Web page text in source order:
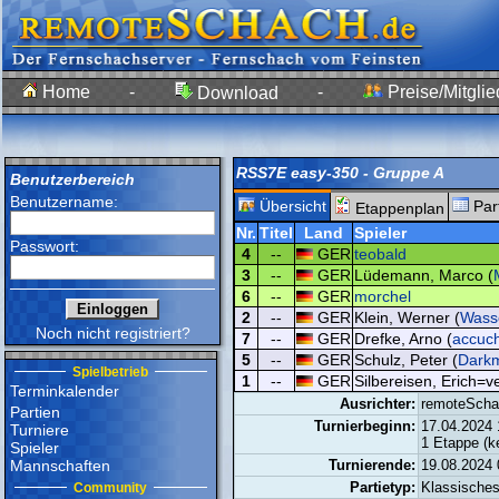
Home - Download - Preise/
Benutzerbereich
Benutzername:
Passwort:
Noch nicht registriert?
Spielbetrieb
Terminkalender
Partien
Turniere
Spieler
Mannschaften
Community
RSS7E easy-350 - Gruppe A
Übersicht
Etappenplan
Nr. Titel Land
Spieler
4
-- GER teobald
3
-- GER Lüdemann, Marco (
6
-- GER morchel
2
-- GER Klein, Werner (
7
-- GER Drefke, Arno (
5
-- GER Schulz, Peter (
1
-- GER Silbereisen,
Ausrichter:
Turnierbeginn: 17.04.2024
1 Etappe
Turnierende: 19.08.2024
Partietyp: